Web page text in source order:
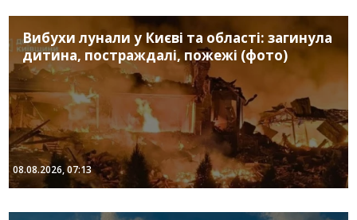
Вибухи лунали у Києві та області: загинула
дитина, постраждалі, пожежі (фото)
08.08.2026, 07:13